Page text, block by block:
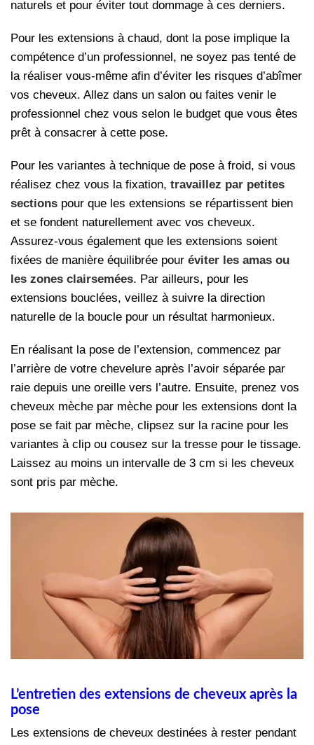
naturels et pour éviter tout dommage à ces derniers.
Pour les extensions à chaud, dont la pose implique la
compétence d’un professionnel, ne soyez pas tenté de
la réaliser vous-même afin d’éviter les risques d’abîmer
vos cheveux. Allez dans un salon ou faites venir le
professionnel chez vous selon le budget que vous êtes
prêt à consacrer à cette pose.
Pour les variantes à technique de pose à froid, si vous
réalisez chez vous la fixation, travaillez par petites
sections pour que les extensions se répartissent bien
et se fondent naturellement avec vos cheveux.
Assurez-vous également que les extensions soient
fixées de manière équilibrée pour éviter les amas ou
les zones clairsemées. Par ailleurs, pour les
extensions bouclées, veillez à suivre la direction
naturelle de la boucle pour un résultat harmonieux.
En réalisant la pose de l’extension, commencez par
l’arrière de votre chevelure après l’avoir séparée par
raie depuis une oreille vers l’autre. Ensuite, prenez vos
cheveux mèche par mèche pour les extensions dont la
pose se fait par mèche, clipsez sur la racine pour les
variantes à clip ou cousez sur la tresse pour le tissage.
Laissez au moins un intervalle de 3 cm si les cheveux
sont pris par mèche.
L’entretien des extensions de cheveux après la
pose
Les extensions de cheveux destinées à rester pendant